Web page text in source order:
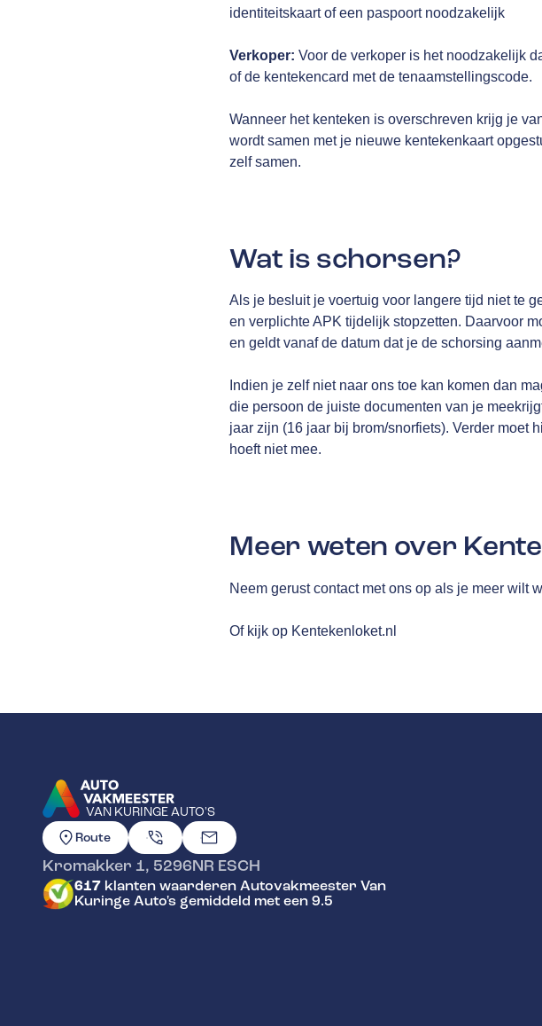
identiteitskaart of een paspoort noodzakelijk
Verkoper: Voor de verkoper is het noodzakelijk
of de kentekencard met de tenaamstellingscode.
Wanneer het kenteken is overschreven krijg je
wordt samen met je nieuwe kentekenkaart
zelf samen.
Wat is schorsen?
Als je besluit je voertuig voor langere tijd niet te
en verplichte APK tijdelijk stopzetten. Daarvoor
en geldt vanaf de datum dat je de schorsing
Indien je zelf niet naar ons toe kan komen dan
die persoon de juiste documenten van je
jaar zijn (16 jaar bij brom/snorfiets). Verder
hoeft niet mee.
Meer weten over
Neem gerust contact met ons op als je meer wilt
Of kijk op Kentekenloket.nl
VAN KURINGE AUTO'S
GA NAAR DE HOMEPAGINA
Route
Kromakker 1, 5296NR ESCH
617 klanten waarderen Autovakmeester Van
Kuringe Auto's gemiddeld met een 9.5